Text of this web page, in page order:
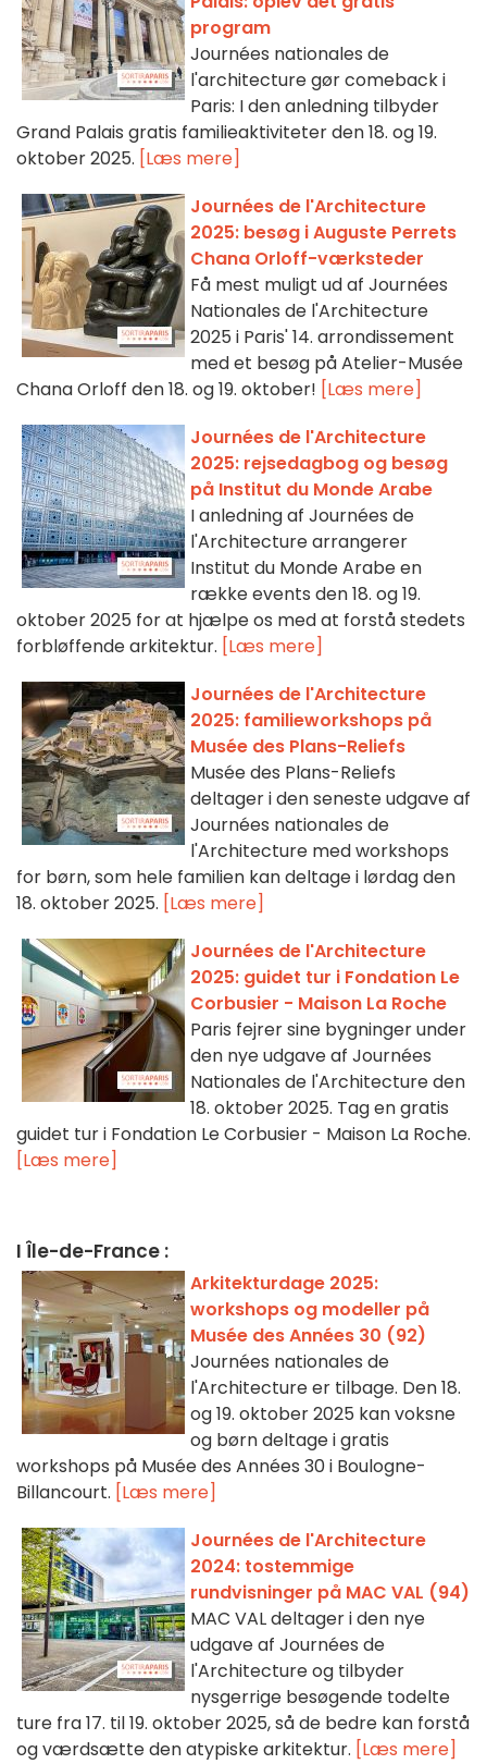
program
Journées nationales de
l'architecture gør comeback i
Paris: I den anledning tilbyder
Grand Palais gratis familieaktiviteter den 18. og 19.
oktober 2025. [Læs mere]
Journées de l'Architecture
2025: besøg i Auguste Perrets
Chana Orloff-værksteder
Få mest muligt ud af Journées
Nationales de l'Architecture
2025 i Paris' 14. arrondissement
med et besøg på Atelier-Musée
Chana Orloff den 18. og 19. oktober! [Læs mere]
Journées de l'Architecture
2025: rejsedagbog og besøg
på Institut du Monde Arabe
I anledning af Journées de
l'Architecture arrangerer
Institut du Monde Arabe en
række events den 18. og 19.
oktober 2025 for at hjælpe os med at forstå stedets
forbløffende arkitektur. [Læs mere]
Journées de l'Architecture
2025: familieworkshops på
Musée des Plans-Reliefs
Musée des Plans-Reliefs
deltager i den seneste udgave af
Journées nationales de
l'Architecture med workshops
for børn, som hele familien kan deltage i lørdag den
18. oktober 2025. [Læs mere]
Journées de l'Architecture
2025: guidet tur i Fondation Le
Corbusier - Maison La Roche
Paris fejrer sine bygninger under
den nye udgave af Journées
Nationales de l'Architecture den
18. oktober 2025. Tag en gratis
guidet tur i Fondation Le Corbusier - Maison La Roche.
[Læs mere]
I Île-de-France :
Arkitekturdage 2025:
workshops og modeller på
Musée des Années 30 (92)
Journées nationales de
l'Architecture er tilbage. Den 18.
og 19. oktober 2025 kan voksne
og børn deltage i gratis
workshops på Musée des Années 30 i Boulogne-
Billancourt. [Læs mere]
Journées de l'Architecture
2024: tostemmige
rundvisninger på MAC VAL (94)
MAC VAL deltager i den nye
udgave af Journées de
l'Architecture og tilbyder
nysgerrige besøgende todelte
ture fra 17. til 19. oktober 2025, så de bedre kan forstå
og værdsætte den atypiske arkitektur. [Læs mere]